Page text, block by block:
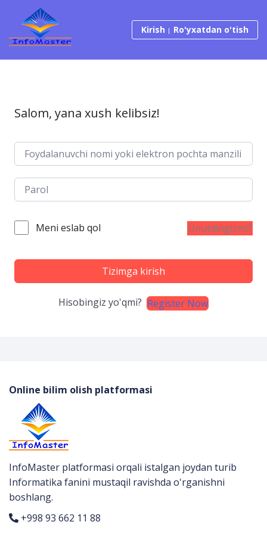
Tarkibga o‘tish
Kirish Ro'yxatdan o'tish
Salom, yana xush kelibsiz!
Meni eslab qol Unutdingizmi?
Tizimga kirish
Hisobingiz yo'qmi? Register Now
Online bilim olish platformasi
InfoMaster platformasi orqali istalgan joydan turib
Informatika fanini mustaqil ravishda o'rganishni
boshlang.
+998 93 662 11 88